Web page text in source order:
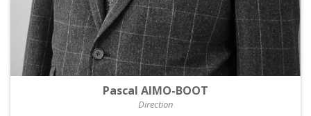
Pascal AIMO-BOOT
Direction